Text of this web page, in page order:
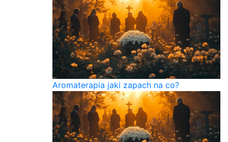
Aromaterapia jaki zapach na co?